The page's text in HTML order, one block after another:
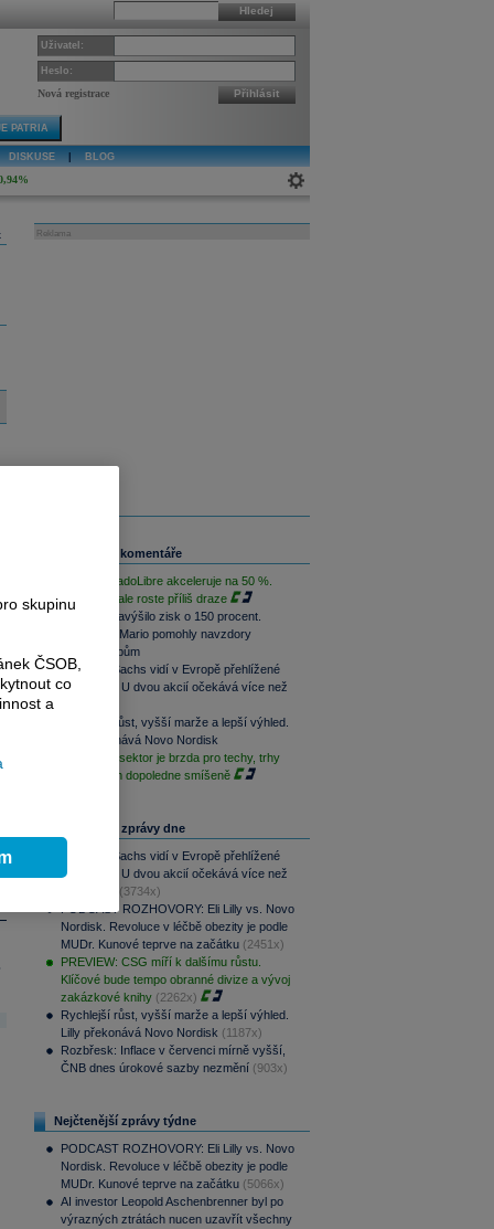
Hledej
Uživatel:
Heslo:
Nová registrace Přihlásit
PATRIA
DISKUSE BLOG
Reklama
Související komentáře
Růst MercadoLibre akceleruje na 50 %.
Podle trhu ale roste příliš draze
Nintendo navýšilo zisk o 150 procent.
Switch 2 a Mario pomohly navzdory
dražším čipům
Goldman Sachs vidí v Evropě přehlížené
příležitosti. U dvou akcií očekává více než
Rychlejší růst, vyšší marže a lepší výhled.
Lilly překonává Novo Nordisk
Paměťový sektor je brzda pro techy, trhy
jsou na tom dopoledne smíšeně
Nejčtenější zprávy dne
Goldman Sachs vidí v Evropě přehlížené
příležitosti. U dvou akcií očekává více než
(3734x)
PODCAST ROZHOVORY: Eli Lilly vs. Novo
Nordisk. Revoluce v léčbě obezity je podle
MUDr. Kunové teprve na začátku (2451x)
PREVIEW: CSG míří k dalšímu růstu.
Klíčové bude tempo obranné divize a vývoj
zakázkové knihy (2262x)
Rychlejší růst, vyšší marže a lepší výhled.
Lilly překonává Novo Nordisk (1187x)
Rozbřesk: Inflace v červenci mírně vyšší,
ČNB dnes úrokové sazby nezmění (903x)
Nejčtenější zprávy týdne
PODCAST ROZHOVORY: Eli Lilly vs. Novo
Nordisk. Revoluce v léčbě obezity je podle
MUDr. Kunové teprve na začátku (5066x)
AI investor Leopold Aschenbrenner byl po
výrazných ztrátách nucen uzavřít všechny
skupinu
ČSOB,
co
a